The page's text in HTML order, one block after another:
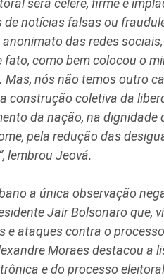
será célere, firme e
notícias falsas ou
das redes
como bem colocou o
nós não temos outro
construção coletiva da
da nação, na dignidade
pela redução das
lembrou Jeová.
a única observação
Jair Bolsonaro que,
e ataques contra o
Moraes destacou a
e do processo